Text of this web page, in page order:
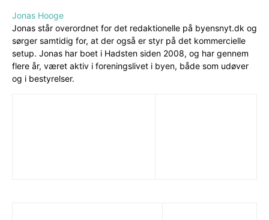
Jonas Hooge
Jonas står overordnet for det redaktionelle på byensnyt.dk og
sørger samtidig for, at der også er styr på det kommercielle
setup. Jonas har boet i Hadsten siden 2008, og har gennem
flere år, været aktiv i foreningslivet i byen, både som udøver
og i bestyrelser.